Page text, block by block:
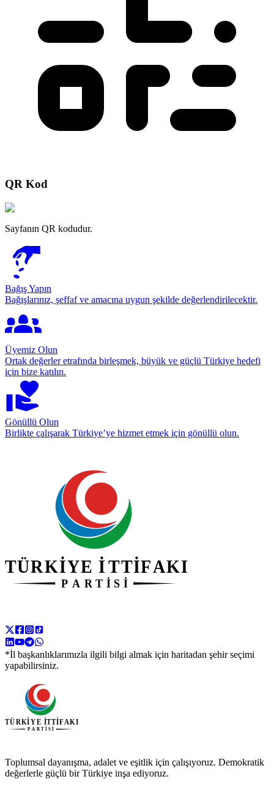
QR Kod
Sayfanın QR kodudur.
Bağış Yapın
Bağışlarınız, şeffaf ve amacına uygun şekilde değerlendirilecektir.
Üyemiz Olun
Ortak değerler etrafında birleşmek, büyük ve güçlü Türkiye hedefi
için bize katılın.
Gönüllü Olun
Birlikte çalışarak Türkiye’ye hizmet etmek için gönüllü olun.
*İl başkanlıklarımızla ilgili bilgi almak için haritadan şehir seçimi
yapabilirsiniz.
Toplumsal dayanışma, adalet ve eşitlik için çalışıyoruz. Demokratik
değerlerle güçlü bir Türkiye inşa ediyoruz.